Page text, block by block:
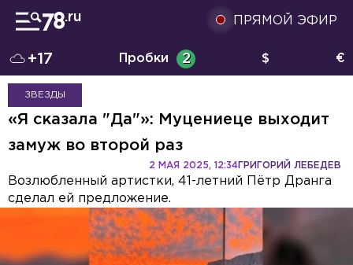
ПРЯМОЙ ЭФИР
+17 Пробки 2 $ €
ЗВЕЗДЫ
«Я сказала "Да"»: Муцениеце выходит
замуж во второй раз
ГРИГОРИЙ ЛЕБЕДЕВ
2 МАЯ 2025, 12:34
Возлюбленный артистки, 41-летний Пётр Дранга
сделал ей предложение.